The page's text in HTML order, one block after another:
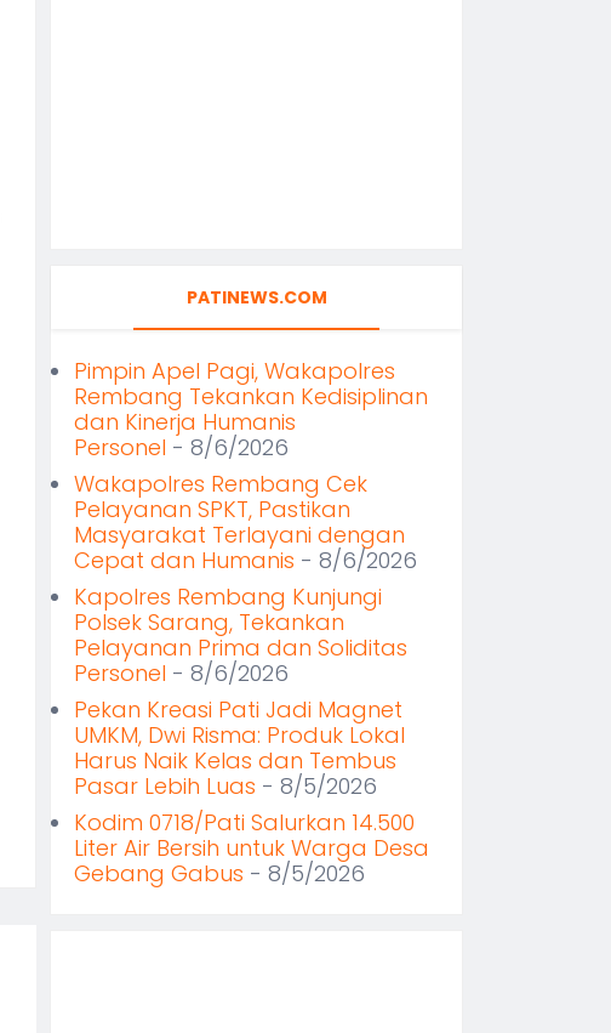
PATINEWS.COM
Pimpin Apel Pagi, Wakapolres
Rembang Tekankan Kedisiplinan
dan Kinerja Humanis
Personel - 8/6/2026
Wakapolres Rembang Cek
Pelayanan SPKT, Pastikan
Masyarakat Terlayani dengan
Cepat dan Humanis - 8/6/2026
Kapolres Rembang Kunjungi
Polsek Sarang, Tekankan
Pelayanan Prima dan Soliditas
Personel - 8/6/2026
Pekan Kreasi Pati Jadi Magnet
UMKM, Dwi Risma: Produk Lokal
Harus Naik Kelas dan Tembus
Pasar Lebih Luas - 8/5/2026
Kodim 0718/Pati Salurkan 14.500
Liter Air Bersih untuk Warga Desa
Gebang Gabus - 8/5/2026